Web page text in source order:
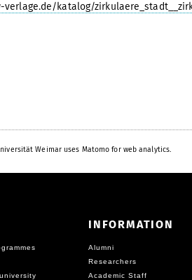
katalog/
Weimar uses Matomo for web analytics.
INFORMATION
Alumni
Researchers
Academic Staff